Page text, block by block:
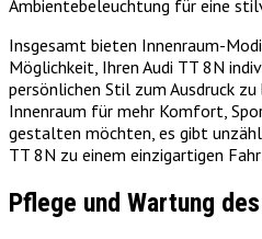
Ambientebeleuchtung für eine
Insgesamt bieten Innenraum-
Möglichkeit, Ihren Audi TT 8N
persönlichen Stil zum Ausdruck zu
Innenraum für mehr Komfort,
gestalten möchten, es gibt
TT 8N zu einem einzigartigen
Pflege und Wartung